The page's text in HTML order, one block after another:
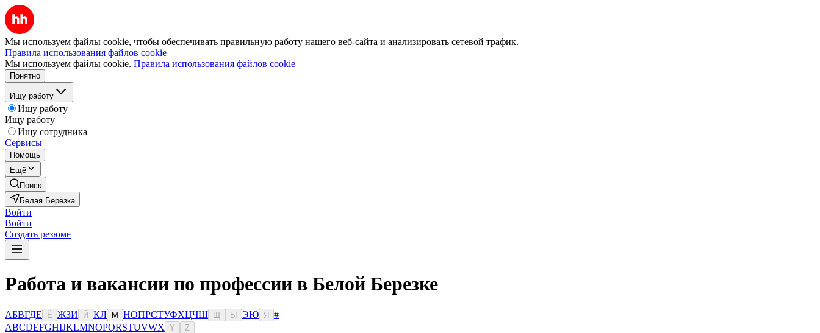
Мы используем файлы cookie, чтобы обеспечивать правильную работу нашего веб-сайта и анализировать сетевой трафик.
Правила использования файлов cookie
Мы используем файлы cookie. Правила использования файлов cookie
Понятно
Ищу работу
Ищу работу
Ищу работу
Ищу сотрудника
Сервисы
Помощь
Ещё
Поиск
Белая Берёзка
Войти
Войти
Создать резюме
Работа и вакансии по профессии в Белой Березке
АБВГДЕ Ё ЖЗИ Й КЛ М НОПРСТУФХЦЧШ Ы ЭЮ Я
#
ABCDEFGHIJKLMNOPQRSTUVWX Y Z